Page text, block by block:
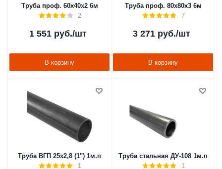
Труба проф. 60х40х2 6м
2
1 551руб./шт
В корзину
Труба проф. 80х80х3 6м
7
3 271руб./шт
В корзину
Труба ВГП 25х2,8 (1") 1м.п
1
Труба стальная ДУ-108 1м.п
1